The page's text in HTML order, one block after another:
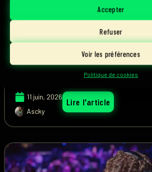
Accepter
Refuser
Voir les préférences
Politique de cookies
Conseils, soutien, inquiétudes...
elles ont élevé des enfants au
celui de devenir professionnels
11 juin, 2026
Ascky
Lire l'article